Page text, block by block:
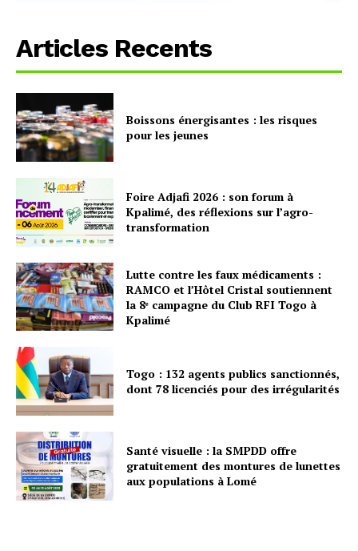
Articles Recents
Boissons énergisantes : les risques
pour les jeunes
Foire Adjafi 2026 : son forum à
Kpalimé, des réflexions sur l’agro-
transformation
Lutte contre les faux médicaments :
RAMCO et l’Hôtel Cristal soutiennent
la 8ᵉ campagne du Club RFI Togo à
Kpalimé
Togo : 132 agents publics sanctionnés,
dont 78 licenciés pour des irrégularités
Santé visuelle : la SMPDD offre
gratuitement des montures de lunettes
aux populations à Lomé